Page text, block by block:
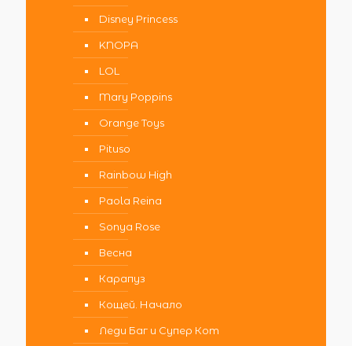
Disney Princess
KNOPA
LOL
Mary Poppins
Orange Toys
Pituso
Rainbow High
Paola Reina
Sonya Rose
Весна
Карапуз
Кощей. Начало
Леди Баг и Супер Кот